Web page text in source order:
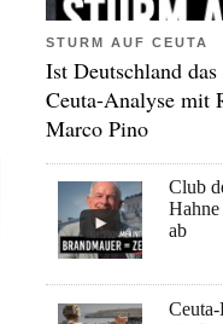
STURM AUF CEUTA
Ist Deutschland
Ceuta-Analyse mit
Marco Pino
Club
ab